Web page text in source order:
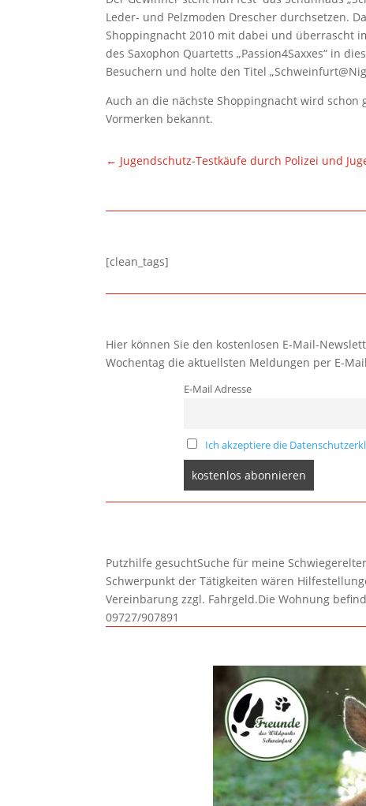
Leder- und Pelzmoden Drescher durchsetzen.
Shoppingnacht 2010 mit dabei und überrascht
des Saxophon Quartetts „Passion4Saxxes“ in
Besuchern und holte den Titel
Auch an die nächste Shoppingnacht wird
Vormerken bekannt.
← Jugendschutz-Testkäufe durch Polizei und
[clean_tags]
Hier können Sie den kostenlosen E-Mail-
Wochentag die aktuellsten Meldungen per E-
E-Mail Adresse
Ich akzeptiere die
Putzhilfe gesuchtSuche für meine
Schwerpunkt der Tätigkeiten wären
Vereinbarung zzgl. Fahrgeld.Die Wohnung
09727/907891